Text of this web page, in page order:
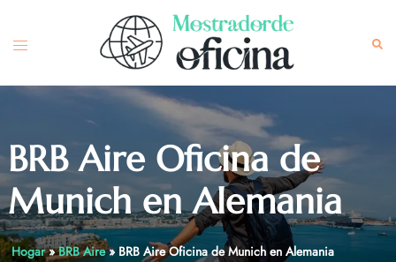
content
Toggle
BRB Aire Oficina de
Munich en Alemania
Hogar»BRB Aire» BRB Aire Oficina de Munich en Alemania